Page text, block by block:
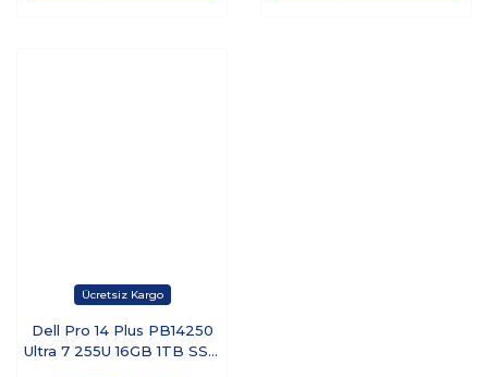
Dell Pro 14 Plus PB14250
Ultra 7 255U 16GB 1TB SSD